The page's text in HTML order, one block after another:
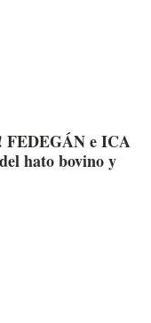
FEDEGÁN e ICA
hato bovino y